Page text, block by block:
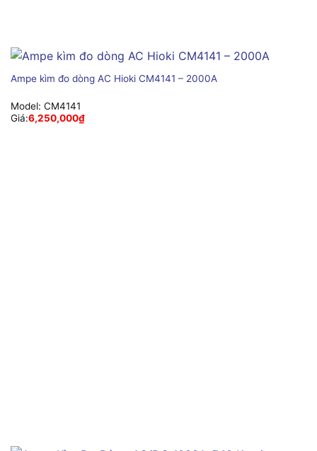
Ampe kìm đo dòng AC Hioki CM4141 – 2000A
Model: CM4141
Giá:6,250,000₫